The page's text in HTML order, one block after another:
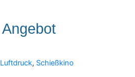
Angebot
Luftdruck, Schießkino